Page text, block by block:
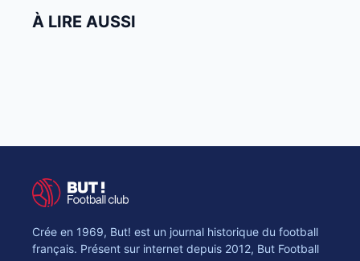
À LIRE AUSSI
Crée en 1969, But! est un journal historique du football
français. Présent sur internet depuis 2012, But Football